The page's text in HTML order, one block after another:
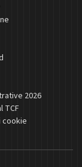
2026
TCF
cookie